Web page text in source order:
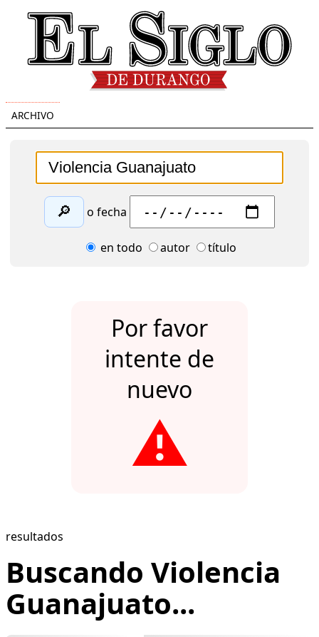
ARCHIVO
🔎 o fecha
en todo autor título
Por favor
intente de
nuevo
⚠️
resultados
Buscando Violencia
Guanajuato...